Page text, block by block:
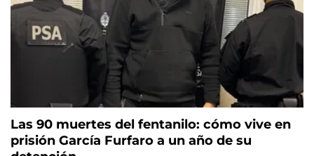
Las 90 muertes del fentanilo: cómo vive en
prisión García Furfaro a un año de su